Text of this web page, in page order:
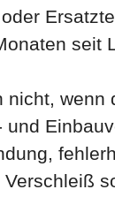
seit
wenn